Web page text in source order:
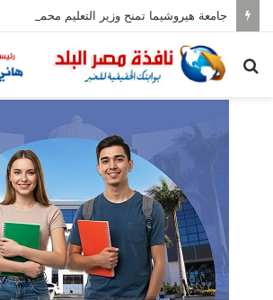
بحث